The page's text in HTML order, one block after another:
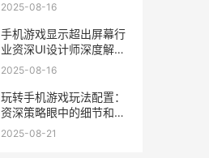
2025-08-16
手机游戏显示超出屏幕行
业资深UI设计师深度解析
背后的真相和应对策略 手
2025-08-16
玩转手机游戏玩法配置：
资深策略眼中的细节和真
相 谁能告诉我手机玩游戏
2025-08-21